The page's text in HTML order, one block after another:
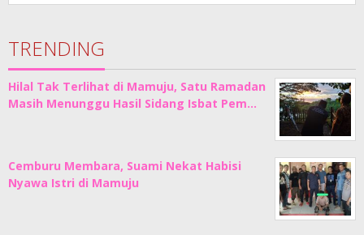
TRENDING
Hilal Tak Terlihat di Mamuju, Satu Ramadan
Masih Menunggu Hasil Sidang Isbat Pem…
Cemburu Membara, Suami Nekat Habisi
Nyawa Istri di Mamuju